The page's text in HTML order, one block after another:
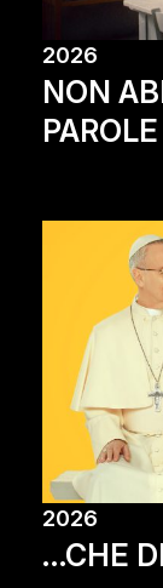
2026
NON
PAROLE
2026
…CHE